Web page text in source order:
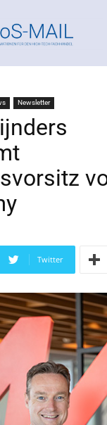
Newsletter
Twitter